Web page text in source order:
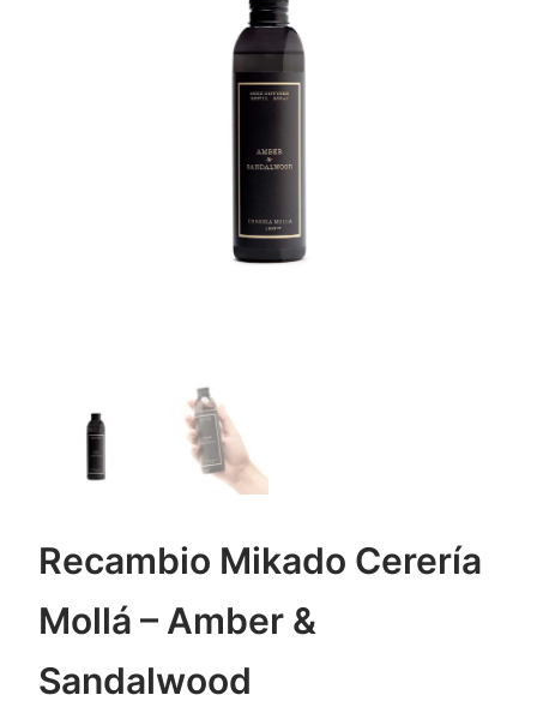
Recambio Mikado Cerería
Mollá – Amber &
Sandalwood